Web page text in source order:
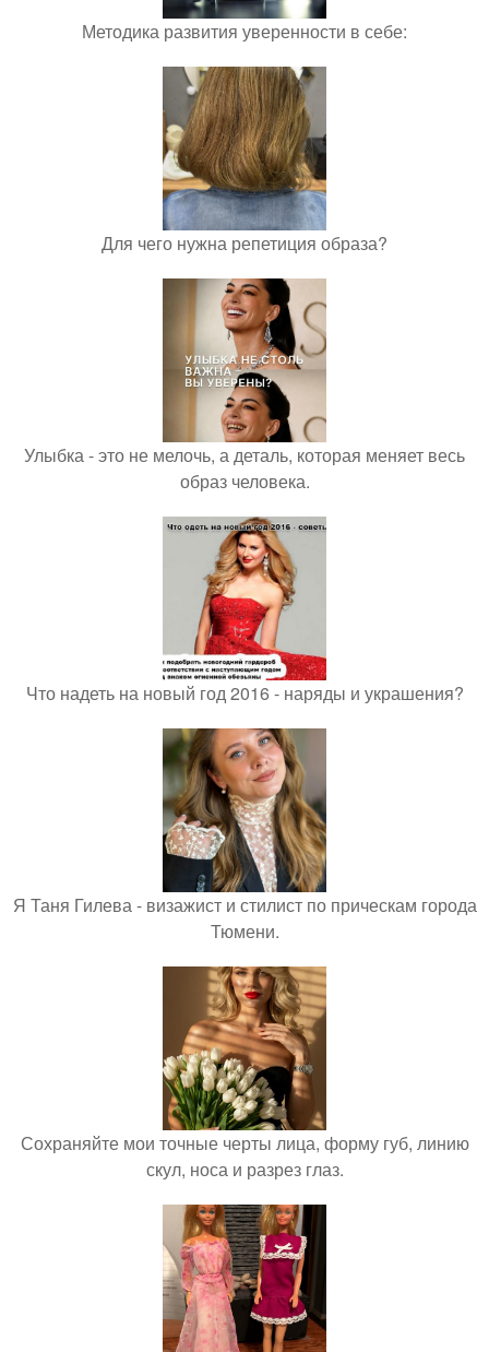
Методика развития уверенности в себе:
Для чего нужна репетиция образа?
Улыбка - это не мелочь, а деталь, которая меняет весь
образ человека.
Что надеть на новый год 2016 - наряды и украшения?
Я Таня Гилева - визажист и стилист по прическам города
Тюмени.
Сохраняйте мои точные черты лица, форму губ, линию
скул, носа и разрез глаз.